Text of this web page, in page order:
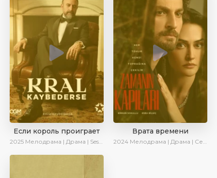
Если король проиграет
2025 Мелодрама | Драма | SesDizi | Ирина Котова | AlisaDirilis | Turok1990 | Новинки | Сериалы 2025
Врата времени
2024 Мелодрама | Драма | Сериалы 2024